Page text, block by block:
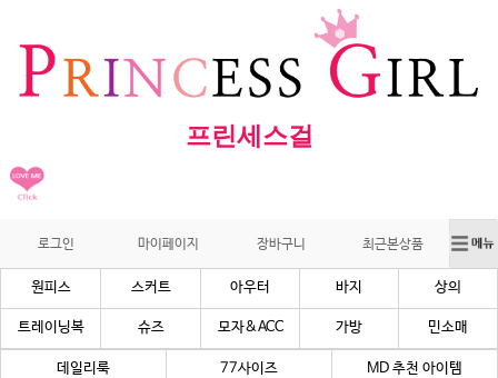
프린세스걸
로그인 마이페이지 장바구니 최근본상품
원피스 스커트 아우터 바지 상의
트레이닝복 슈즈 모자&ACC 가방 민소매
데일리룩 77사이즈 MD 추천 아이템